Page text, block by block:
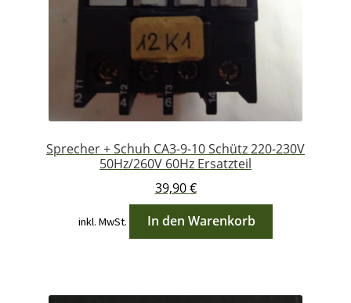
Sprecher + Schuh CA3-9-10 Schütz 220-230V
50Hz/260V 60Hz Ersatzteil
39,90€
inkl. MwSt. In den Warenkorb